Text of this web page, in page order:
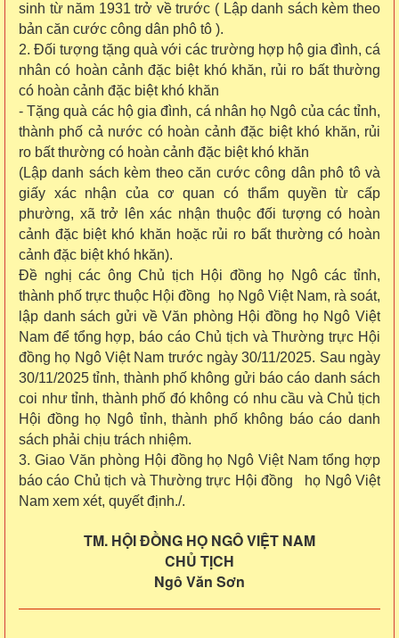
sinh từ năm 1931 trở về trước ( Lập danh sách kèm theo
bản căn cước công dân phô tô ).
2. Đối tượng tặng quà với các trường hợp hộ gia đình, cá
nhân có hoàn cảnh đặc biệt khó khăn, rủi ro bất thường
có hoàn cảnh đặc biệt khó khăn
- Tặng quà các hộ gia đình, cá nhân họ Ngô của các tỉnh,
thành phố cả nước có hoàn cảnh đặc biệt khó khăn, rủi
ro bất thường có hoàn cảnh đặc biệt khó khăn
(Lập danh sách kèm theo căn cước công dân phô tô và
giấy xác nhận của cơ quan có thẩm quyền từ cấp
phường, xã trở lên xác nhận thuộc đối tượng có hoàn
cảnh đặc biệt khó khăn hoặc rủi ro bất thường có hoàn
cảnh đặc biệt khó hkăn).
Đề nghị các ông Chủ tịch Hội đồng họ Ngô các tỉnh,
thành phố trực thuộc Hội đồng họ Ngô Việt Nam, rà soát,
lập danh sách gửi về Văn phòng Hội đồng họ Ngô Việt
Nam để tổng hợp, báo cáo Chủ tịch và Thường trực Hội
đồng họ Ngô Việt Nam trước ngày 30/11/2025. Sau ngày
30/11/2025 tỉnh, thành phố không gửi báo cáo danh sách
coi như tỉnh, thành phố đó không có nhu cầu và Chủ tịch
Hội đồng họ Ngô tỉnh, thành phố không báo cáo danh
sách phải chịu trách nhiệm.
3. Giao Văn phòng Hội đồng họ Ngô Việt Nam tổng hợp
báo cáo Chủ tịch và Thường trực Hội đồng họ Ngô Việt
Nam xem xét, quyết định./.
TM. HỘI ĐỒNG HỌ NGÔ VIỆT NAM
CHỦ TỊCH
Ngô Văn Sơn